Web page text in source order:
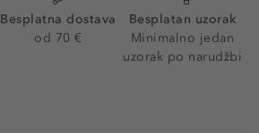
Besplatna dostava
od 70 €
Besplatan uzorak
Minimalno jedan
uzorak po narudžbi